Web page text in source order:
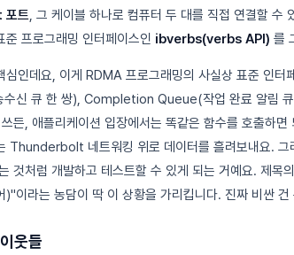
트, 그 케이블 하나로 컴퓨터 두 대를 직접 연결할
프로그래밍 인터페이스인 ibverbs(verbs API) 를
인데요, 이게 RDMA 프로그래밍의 사실상 표준 인터
신 큐 한 쌍), Completion Queue(작업 완료 알림
쓰든, 애플리케이션 입장에서는 똑같은 함수를 호출
Thunderbolt 네트워킹 위로 데이터를 흘려보내요. 그
것처럼 개발하고 테스트할 수 있게 되는 거예요. 제
이라는 농담이 딱 이 상황을 가리킵니다. 진짜 비싼
웃들